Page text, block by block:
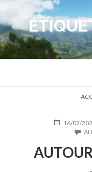
au
contenu
D'ARIANE
PUBLIÉ16/02/